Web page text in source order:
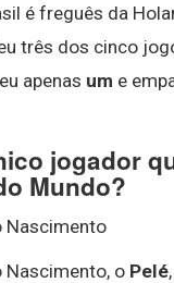
é freguês da
três dos cinco
apenas um e
jogador
Mundo?
Nascimento
Nascimento, o Pelé